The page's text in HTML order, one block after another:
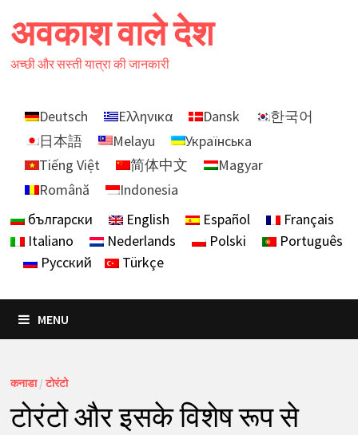
to
content
अवकाश वाले देश
अच्छी और सस्ती यात्रा की जानकारी
Deutsch Ελληνικα Dansk
한국어
日本語
Melayu
Українська
Tiếng Việt
简体中文
Magyar
Română
Indonesia
български
English Español
Français
Italiano
Nederlands Polski
Português
Русский
Türkçe
MENU
कनाडा/टोरंटो
टोरंटो और इसके विशेष रूप से